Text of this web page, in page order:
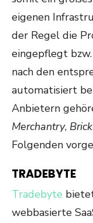
eigenen
der Regel die
eingepflegt
nach den
automatisiert
Anbietern
Merchantry,
Folgenden
TRADEBYTE
Tradebyte
webbasierte